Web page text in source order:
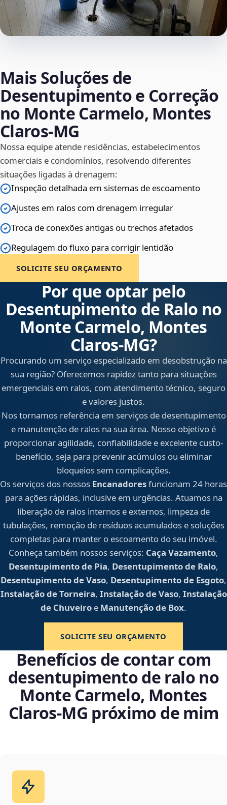
Mais Soluções de
Desentupimento e Correção
no Monte Carmelo, Montes
Claros‑MG
Nossa equipe atende residências, estabelecimentos
comerciais e condomínios, resolvendo diferentes
situações ligadas à drenagem:
Inspeção detalhada em sistemas de escoamento
Ajustes em ralos com drenagem irregular
Troca de conexões antigas ou trechos afetados
Regulagem do fluxo para corrigir lentidão
SOLICITE SEU ORÇAMENTO
Por que optar pelo
Desentupimento de Ralo no
Monte Carmelo, Montes
Claros‑MG?
Procurando um serviço especializado em desobstrução na
sua região? Oferecemos rapidez tanto para situações
emergenciais em ralos, com atendimento técnico, seguro
e valores justos.
Nos tornamos referência em serviços de desentupimento
e manutenção de ralos na sua área. Nosso objetivo é
proporcionar agilidade, confiabilidade e excelente custo-
benefício, seja para prevenir acúmulos ou eliminar
bloqueios sem complicações.
Os serviços dos nossos Encanadoresfuncionam 24 horas
para ações rápidas, inclusive em urgências. Atuamos na
liberação de ralos internos e externos, limpeza de
tubulações, remoção de resíduos acumulados e soluções
completas para manter o escoamento do seu imóvel.
Conheça também nossos serviços: Caça Vazamento,
Desentupimento de Pia, Desentupimento de Ralo,
Desentupimento de Vaso, Desentupimento de Esgoto,
Instalação de Torneira, Instalação de Vaso, Instalação
de Chuveiro e Manutenção de Box.
SOLICITE SEU ORÇAMENTO
Benefícios de contar com
desentupimento de ralo no
Monte Carmelo, Montes
Claros‑MG próximo de mim